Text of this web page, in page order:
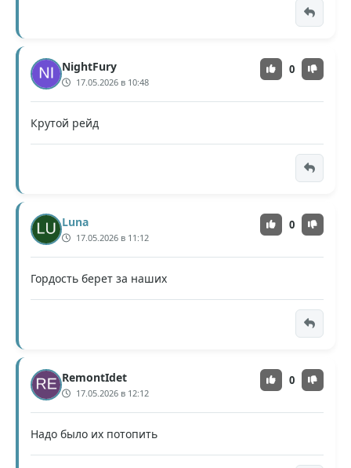
NightFury
17.05.2026 в 10:48
0
Крутой рейд
Luna
17.05.2026 в 11:12
0
Гордость берет за наших
RemontIdet
17.05.2026 в 12:12
0
Надо было их потопить